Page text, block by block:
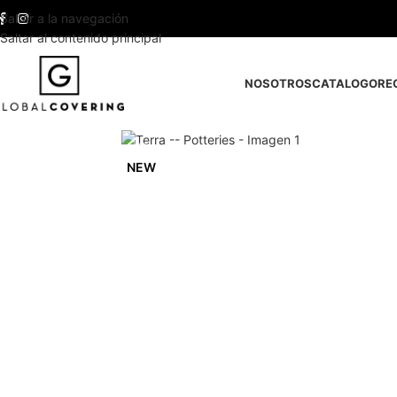
Saltar a la navegación
Saltar al contenido principal
NOSOTROSCATALOGO
NEW